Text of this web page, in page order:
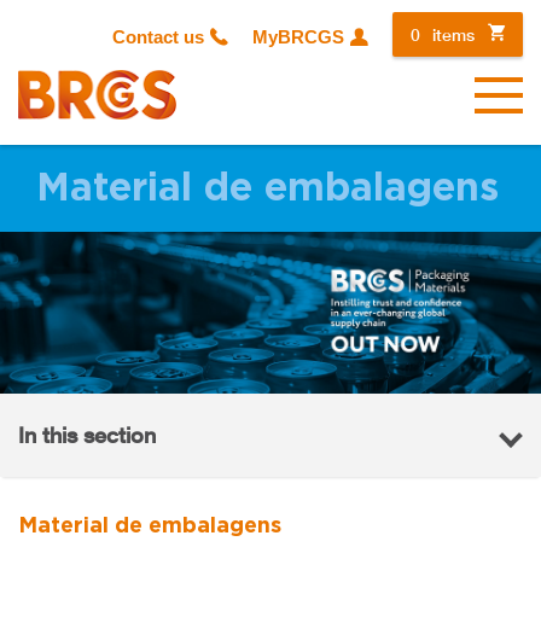
Contact us MyBRCGS 0 items
Menu
Material de embalagens
In this section
Material de embalagens